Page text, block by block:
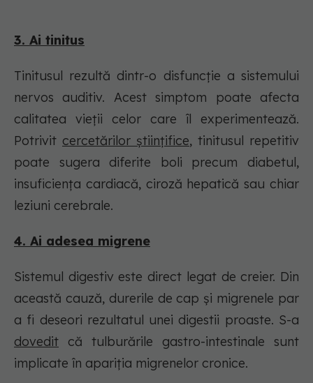
3. Ai tinitus
Tinitusul rezultă dintr-o disfuncție a sistemului
nervos auditiv. Acest simptom poate afecta
calitatea vieții celor care îl experimentează.
Potrivit cercetărilor științifice, tinitusul repetitiv
poate sugera diferite boli precum diabetul,
insuficiența cardiacă, ciroză hepatică sau chiar
leziuni cerebrale.
4. Ai adesea migrene
Sistemul digestiv este direct legat de creier. Din
această cauză, durerile de cap și migrenele par
a fi deseori rezultatul unei digestii proaste. S-a
dovedit că tulburările gastro-intestinale sunt
implicate în apariția migrenelor cronice.